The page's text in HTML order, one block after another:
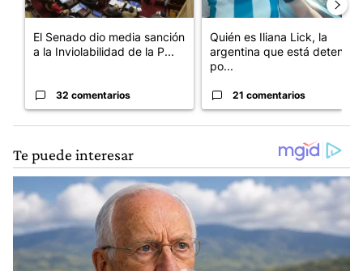
El Senado dio media sanción
a la Inviolabilidad de la P...
32 comentarios
Quién es Iliana Lick, la
argentina que está detenida
po...
21 comentarios